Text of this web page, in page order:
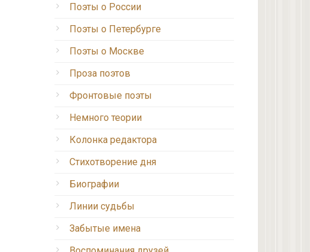
Поэты о России
Поэты о Петербурге
Поэты о Москве
Проза поэтов
Фронтовые поэты
Немного теории
Колонка редактора
Стихотворение дня
Биографии
Линии судьбы
Забытые имена